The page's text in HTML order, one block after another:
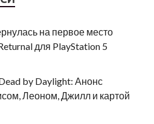
на первое место
для PlayStation 5
by Daylight: Анонс
Леоном, Джилл и картой